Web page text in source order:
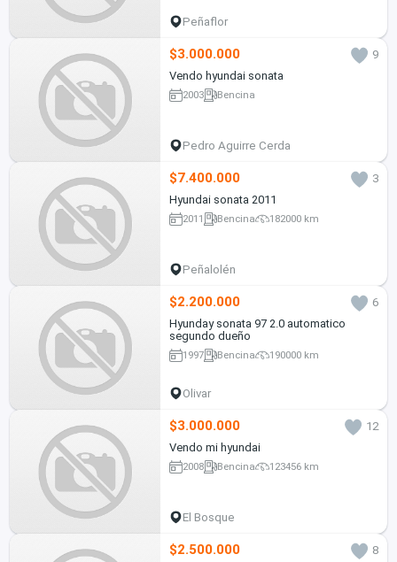
Peñaflor
$3.000.000
9
Vendo hyundai sonata
2003 Bencina
Pedro Aguirre Cerda
$7.400.000
3
Hyundai sonata 2011
2011 Bencina 182000 km
Peñalolén
$2.200.000
6
Hyunday sonata 97 2.0 automatico
segundo dueño
1997 Bencina 190000 km
Olivar
$3.000.000
12
Vendo mi hyundai
2008 Bencina 123456 km
El Bosque
$2.500.000
8